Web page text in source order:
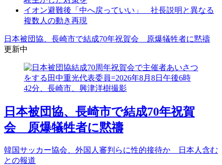
イオン避難後「中へ戻っていい」 社長説明と異なる
複数人の動き再現
日本被団協、長崎市で結成70年祝賀会 原爆犠牲者に黙禱
更新中
日本被団協、長崎市で結成70年祝賀
会 原爆犠牲者に黙禱
韓国サッカー協会、外国人審判らに性的接待か 日本人含む
との報道